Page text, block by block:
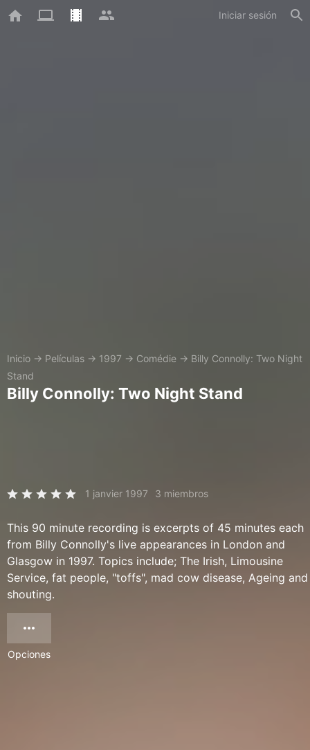
Iniciar sesión
Inicio → Películas → 1997 → Comédie → Billy Connolly: Two Night
Stand
Billy Connolly: Two Night Stand
1 janvier 1997 3 miembros
This 90 minute recording is excerpts of 45 minutes each
from Billy Connolly's live appearances in London and
Glasgow in 1997. Topics include; The Irish, Limousine
Service, fat people, "toffs", mad cow disease, Ageing and
shouting.
Opciones